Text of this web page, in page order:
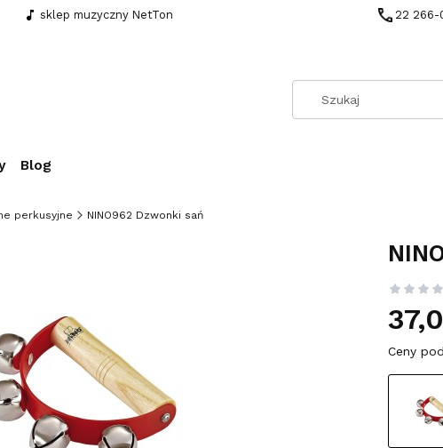
sklep muzyczny NetTon 22 266-
Blog
perkusyjne NINO962 Dzwonki sań
Ceny